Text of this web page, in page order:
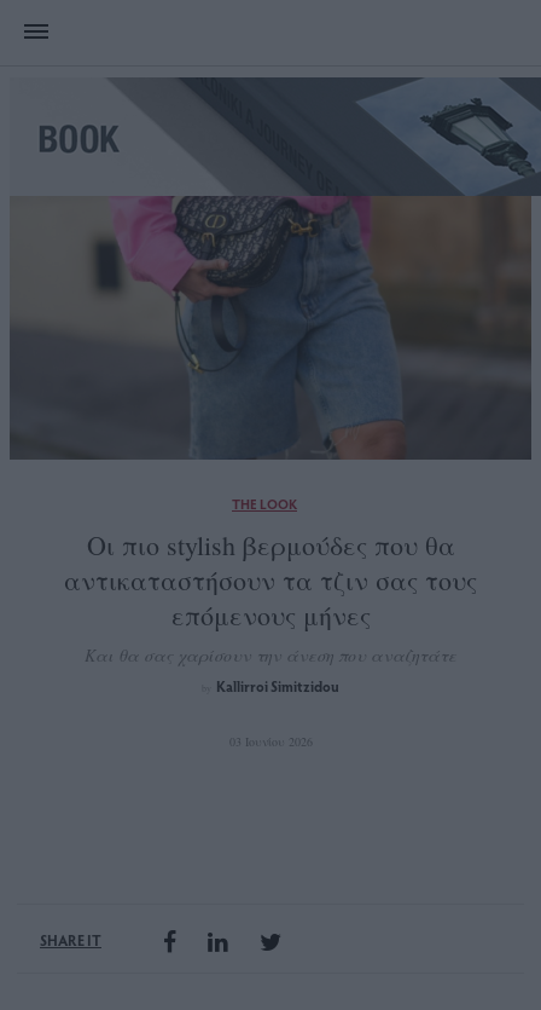
THE LOOK
Οι πιο stylish βερμούδες που θα
αντικαταστήσουν τα τζιν σας τους
επόμενους μήνες
Και θα σας χαρίσουν την άνεση που αναζητάτε
Kallirroi Simitzidou
03 Ιουνίου 2026
SHARE IT